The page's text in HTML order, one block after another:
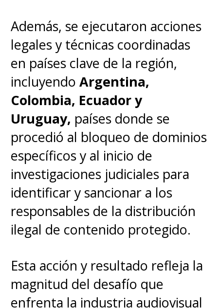
Además, se ejecutaron acciones
legales y técnicas coordinadas
en países clave de la región,
incluyendoArgentina,
Colombia, Ecuador y
Uruguay, países donde se
procedió al bloqueo de dominios
específicos y al inicio de
investigaciones judiciales para
identificar y sancionar a los
responsables de la distribución
ilegal de contenido protegido.
Esta acción y resultado refleja la
magnitud del desafío que
enfrenta la industria audiovisual